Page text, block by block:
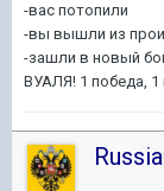
-вас потопили
-вы вышли из
-зашли в новый
ВУАЛЯ! 1 победа, 1